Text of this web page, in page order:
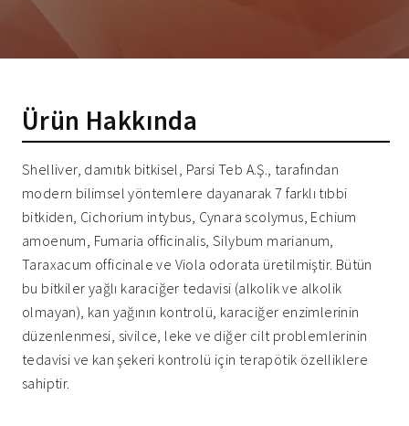
Ürün Hakkında
Shelliver, damıtık bitkisel, Parsi Teb A.Ş., tarafından
modern bilimsel yöntemlere dayanarak 7 farklı tıbbi
bitkiden, Cichorium intybus, Cynara scolymus, Echium
amoenum, Fumaria officinalis, Silybum marianum,
Taraxacum officinale ve Viola odorata üretilmiştir. Bütün
bu bitkiler yağlı karaciğer tedavisi (alkolik ve alkolik
olmayan), kan yağının kontrolü, karaciğer enzimlerinin
düzenlenmesi, sivilce, leke ve diğer cilt problemlerinin
tedavisi ve kan şekeri kontrolü için terapötik özelliklere
sahiptir.